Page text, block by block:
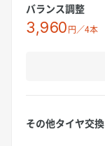
バランス調整
3,960円／4本
その他タイヤ交換